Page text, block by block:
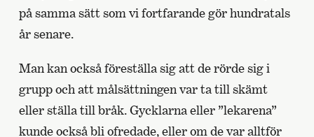
på samma sätt som vi fortfarande gör hundratals
år senare.
Man kan också föreställa sig att de rörde sig i
grupp och att målsättningen var ta till skämt
eller ställa till bråk. Gycklarna eller ”lekarena”
kunde också bli ofredade, eller om de var alltför